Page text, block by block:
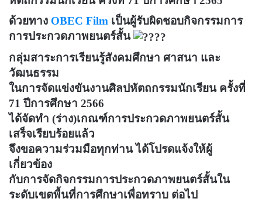
ด้วยทาง OBEC Film เป็นผู้รับผิดชอบกิจกรรมการ
การประกวดภาพยนตร์สั้น
กลุ่มสาระการเรียนรู้สังคมศึกษา ศาสนา และ
วัฒนธรรม
ในการจัดแข่งขันงานศิลปหัตถกรรมนักเรียน ครั้งที่
71 ปีการศึกษา 2566
ได้จัดทำ (ร่าง)เกณฑ์การประกวดภาพยนตร์สั้น
เสร็จเรียบร้อยแล้ว
จึงขอความร่วมมือทุกท่าน ได้โปรดแจ้งให้ผู้
เกี่ยวข้อง
กับการจัดกิจกรรมการประกวดภาพยนตร์สั้นใน
ระดับเขตพื้นที่การศึกษาเพื่อทราบ ต่อไป